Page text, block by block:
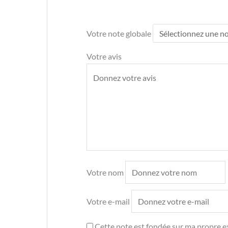
Votre note globale
Votre avis
Votre nom
Votre e-mail
Cette note est fondée sur ma propre